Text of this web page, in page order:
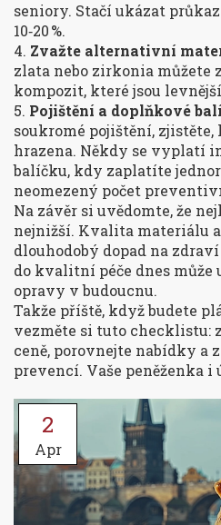
seniory. Stačí ukázat
10‑20 %.
4. Zvažte alternativní
zlata nebo zirkonia
kompozit, které jsou
5. Pojištění a doplňkové
soukromé pojištění, zjistěte,
hrazena. Někdy se vyplatí
balíčku, kdy zaplatíte
neomezený počet
Na závěr si uvědomte, že
nejnižší. Kvalita materiálu
dlouhodobý dopad na
do kvalitní péče dnes může
opravy v budoucnu.
Takže příště, když budete
vezměte si tuto checklistu:
ceně, porovnejte nabídky a
prevencí. Vaše peněženka i
2
Apr